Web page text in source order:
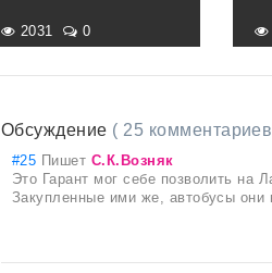
2031 0
Обсуждение ( 25
#25 Пишет С.К.Возняк
Это Гарант мог себе позволить на
Закупленные ими же, автобусы они